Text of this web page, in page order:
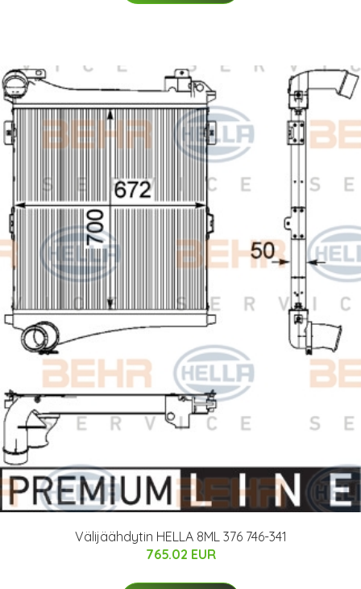
Välijäähdytin HELLA 8ML 376 746-341
765.02 EUR